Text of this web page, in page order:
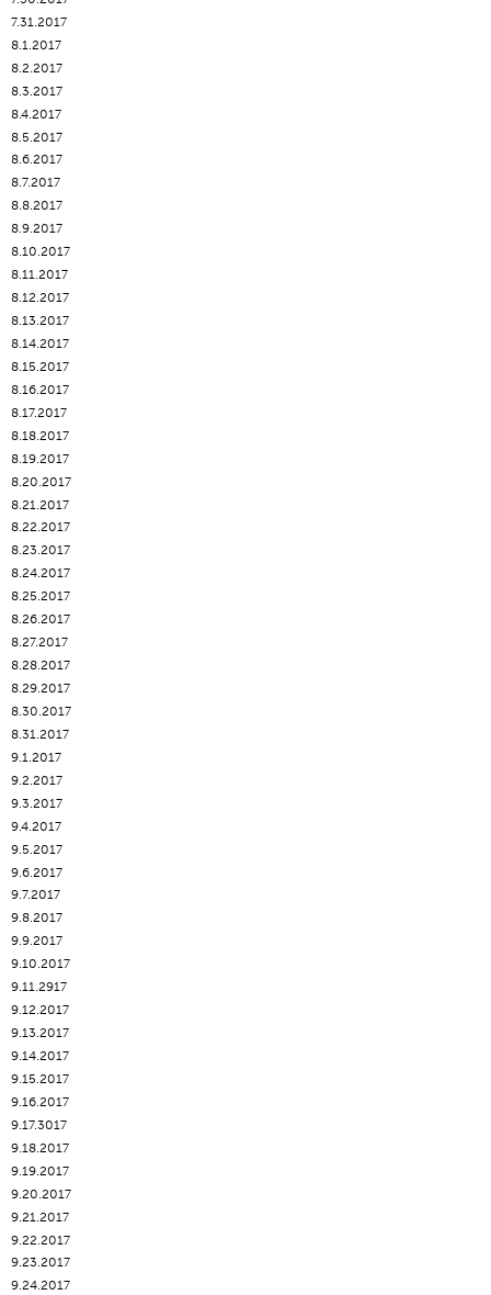
7.31.2017
8.1.2017
8.2.2017
8.3.2017
8.4.2017
8.5.2017
8.6.2017
8.7.2017
8.8.2017
8.9.2017
8.10.2017
8.11.2017
8.12.2017
8.13.2017
8.14.2017
8.15.2017
8.16.2017
8.17.2017
8.18.2017
8.19.2017
8.20.2017
8.21.2017
8.22.2017
8.23.2017
8.24.2017
8.25.2017
8.26.2017
8.27.2017
8.28.2017
8.29.2017
8.30.2017
8.31.2017
9.1.2017
9.2.2017
9.3.2017
9.4.2017
9.5.2017
9.6.2017
9.7.2017
9.8.2017
9.9.2017
9.10.2017
9.11.2917
9.12.2017
9.13.2017
9.14.2017
9.15.2017
9.16.2017
9.17.3017
9.18.2017
9.19.2017
9.20.2017
9.21.2017
9.22.2017
9.23.2017
9.24.2017